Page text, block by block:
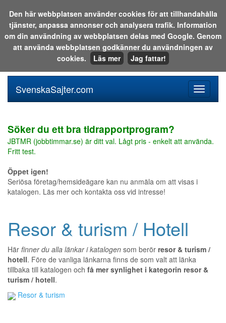
Sök i katalogen eller på webben:
meny
SvenskaSajter.com
Söker du ett bra tidrapportprogram?
JBTMR (jobbtimmar.se) är ditt val. Lågt pris - enkelt att använda.
Fritt test.
Öppet igen!
Seriösa företag/hemsideägare kan nu anmäla om att visas i
katalogen. Läs mer och kontakta oss vid intresse!
Resor & turism / Hotell
Här finner du alla länkar i katalogen som berör resor & turism /
hotell. Före de vanliga länkarna finns de som valt att länka
tillbaka till katalogen och få mer synlighet i kategorin resor &
turism / hotell.
Resor & turism
Den här webbplatsen använder cookies för att tillhandahålla
tjänster, anpassa annonser och analysera trafik. Information
om din användning av webbplatsen delas med Google. Genom
att använda webbplatsen godkänner du användningen av
cookies.
Läs mer Jag fattar!